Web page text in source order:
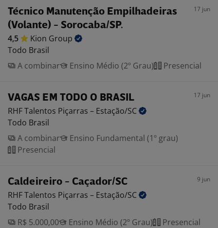
Técnico Manutenção Empilhadeiras
(Volante) - Sorocaba/SP.
17 jun
4,5 Kion Group
Todo Brasil
A combinar
Ensino Médio (2º Grau) Presencial
VAGAS EM TODO O BRASIL 17 jun
RHF Talentos Piçarras – Estação/SC
Todo Brasil
A combinar
Ensino Fundamental (1º grau)
Presencial
Caldeireiro - Caçador/SC 9 jun
RHF Talentos Piçarras – Estação/SC
Todo Brasil
R$ 5.000,00
Ensino Médio (2º Grau) Presencial